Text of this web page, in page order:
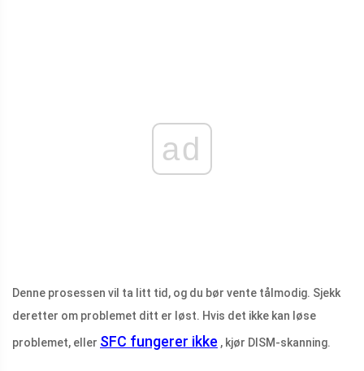
ad
Denne prosessen vil ta litt tid, og du bør vente tålmodig. Sjekk
deretter om problemet ditt er løst. Hvis det ikke kan løse
problemet, eller SFC fungerer ikke , kjør DISM-skanning.